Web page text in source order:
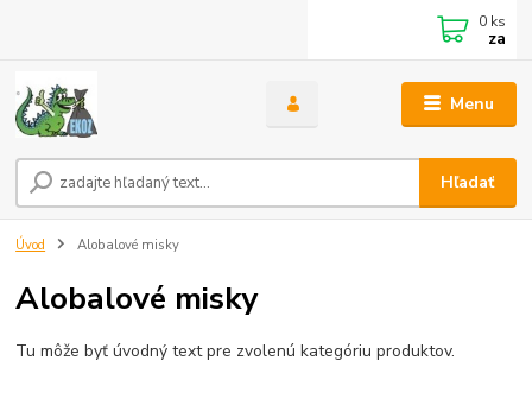
Menu
Hľadať
0 ks
za
Úvod Alobalové misky
Alobalové misky
Tu môže byť úvodný text pre zvolenú kategóriu produktov.